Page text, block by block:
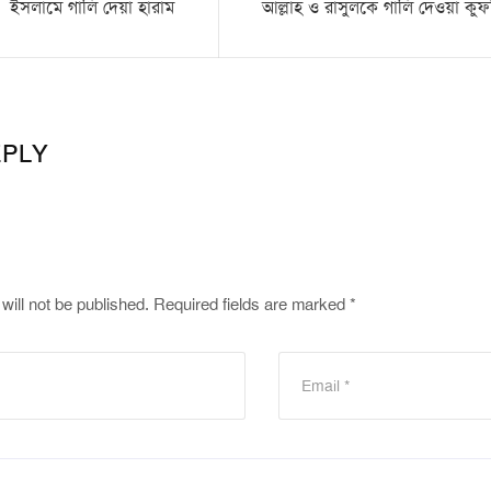
ইসলামে গালি দেয়া হারাম আল্লাহ ও রাসুলকে গালি দেওয়া
not be published. Required fields are marked *